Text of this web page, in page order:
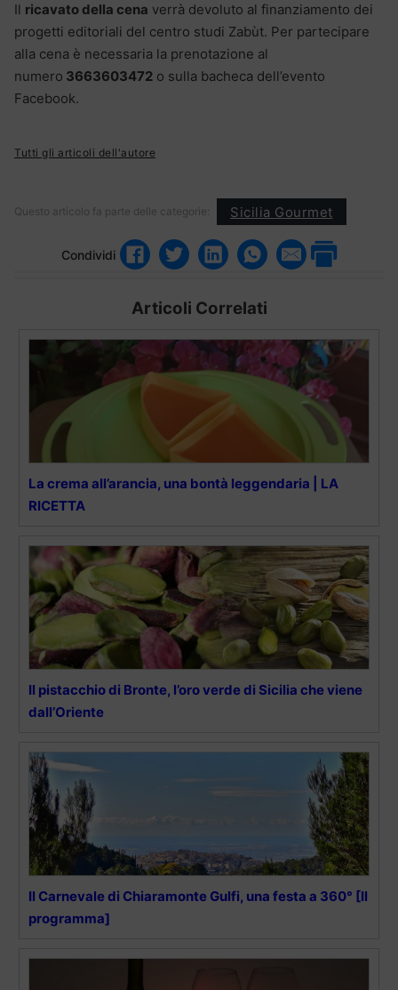
Il ricavato della cena verrà devoluto al finanziamento dei
progetti editoriali del centro studi Zabùt. Per partecipare
alla cena è necessaria la prenotazione al
numero 3663603472 o sulla bacheca dell’evento
Facebook.
Tutti gli articoli dell'autore
Questo articolo fa parte delle categorie: Sicilia Gourmet
Condividi
Articoli Correlati
La crema all’arancia, una bontà leggendaria | LA
RICETTA
Il pistacchio di Bronte, l’oro verde di Sicilia che viene
dall’Oriente
Il Carnevale di Chiaramonte Gulfi, una festa a 360° [Il
programma]